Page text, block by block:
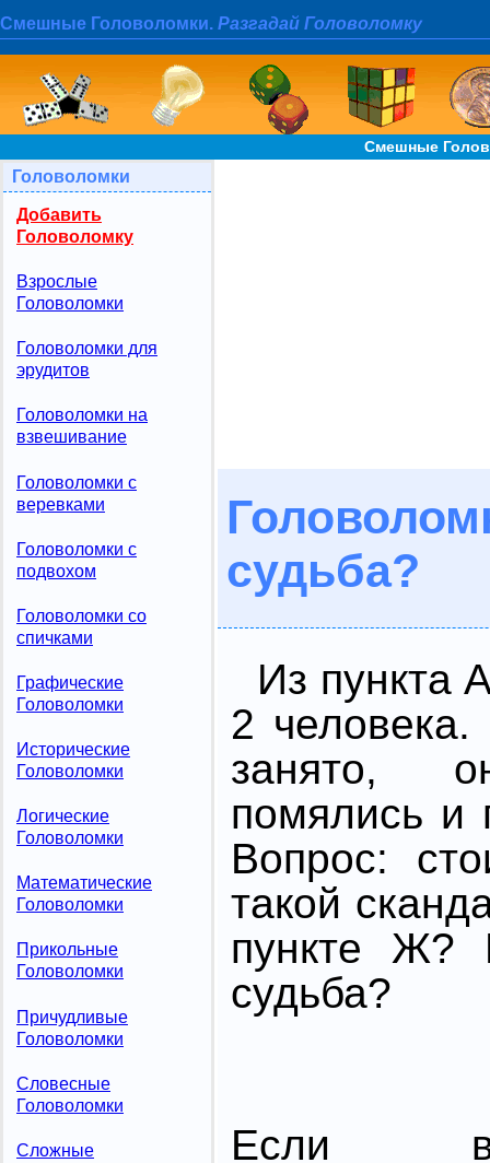
Смешные Головоломки. Разгадай Головоломку
Смешные
Головоломки
Добавить
Головоломку
Взрослые
Головоломки
Головоломки для
эрудитов
Головоломки на
взвешивание
Головоломки с
веревками
Головоломки с
подвохом
Головоломки со
спичками
Графические
Головоломки
Исторические
Головоломки
Логические
Головоломки
Математические
Головоломки
Прикольные
Головоломки
Причудливые
Головоломки
Словесные
Головоломки
Сложные
судьба?
Из пункта
2
занято,
помялись и
Вопрос:
такой
пункте Ж?
судьба?
Если